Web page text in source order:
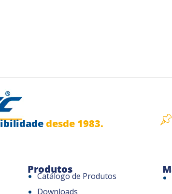
desde 1983.
Produtos
Catálogo de Produtos
Downloads